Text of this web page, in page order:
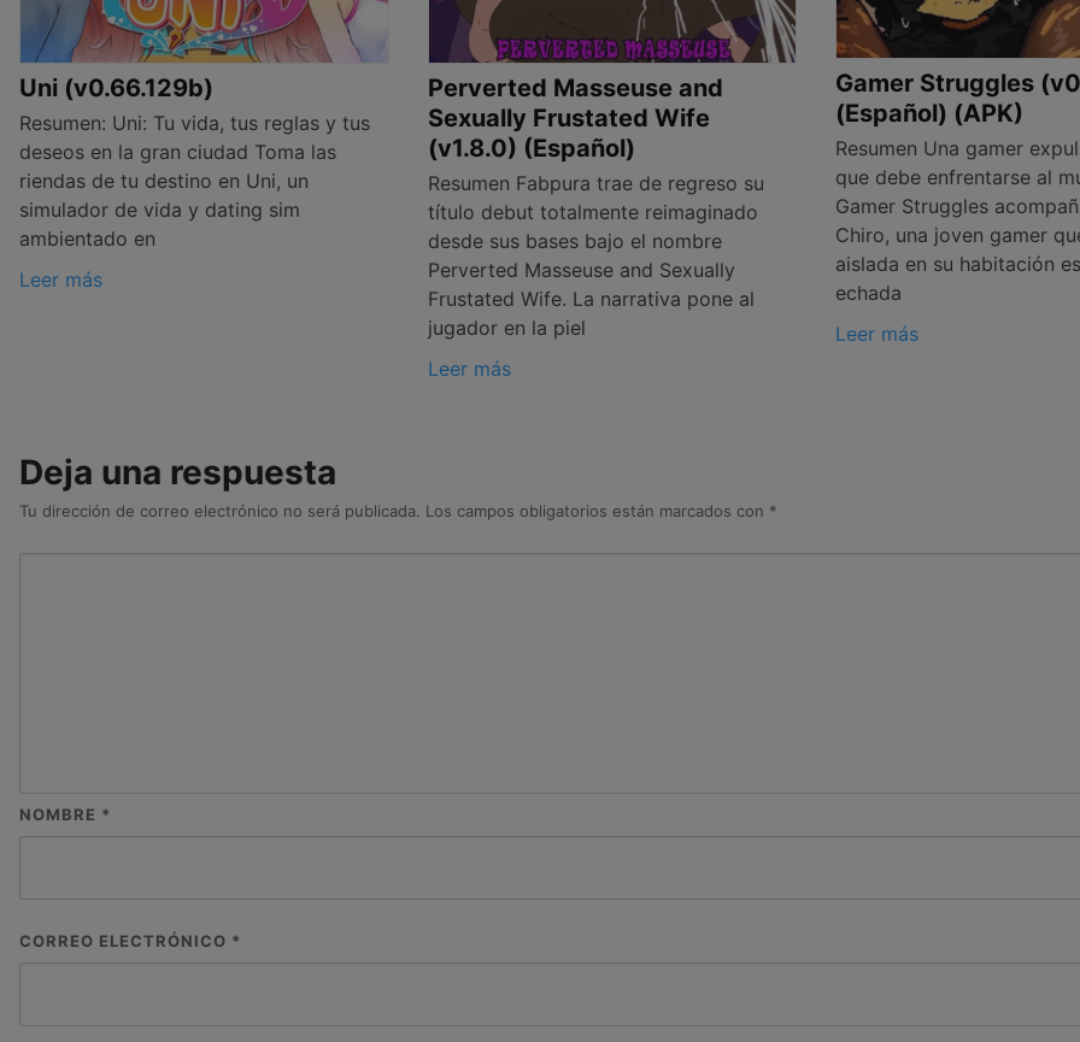
Uni (v0.66.129b)
Resumen: Uni: Tu vida, tus reglas y tus
deseos en la gran ciudad Toma las
riendas de tu destino en Uni, un
simulador de vida y dating sim
ambientado en
Leer más
Perverted Masseuse and
Sexually Frustated Wife
(v1.8.0) (Español)
Resumen Fabpura trae de regreso su
título debut totalmente reimaginado
desde sus bases bajo el nombre
Perverted Masseuse and Sexually
Frustated Wife. La narrativa pone al
jugador en la piel
Leer más
Gamer Struggles
(Español) (APK)
Resumen Una gamer
que debe enfrentarse al
Gamer Struggles
Chiro, una joven gamer
aislada en su habitación
echada
Leer más
Deja una respuesta
Tu dirección de correo electrónico no será publicada. Los campos obligatorios están marcados con *
NOMBRE *
CORREO ELECTRÓNICO *